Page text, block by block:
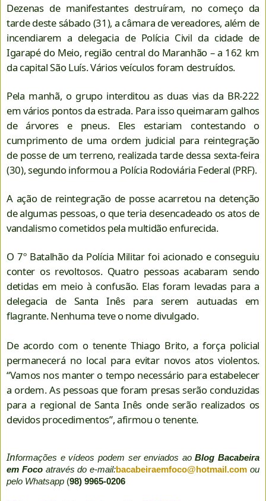
Dezenas de manifestantes destruíram, no começo da
tarde deste sábado (31), a câmara de vereadores, além de
incendiarem a delegacia de Polícia Civil da cidade de
Igarapé do Meio, região central do Maranhão – a 162 km
da capital São Luís. Vários veículos foram destruídos.
Pela manhã, o grupo interditou as duas vias da BR-222
em vários pontos da estrada. Para isso queimaram galhos
de árvores e pneus. Eles estariam contestando o
cumprimento de uma ordem judicial para reintegração
de posse de um terreno, realizada tarde dessa sexta-feira
(30), segundo informou a Polícia Rodoviária Federal (PRF).
A ação de reintegração de posse acarretou na detenção
de algumas pessoas, o que teria desencadeado os atos de
vandalismo cometidos pela multidão enfurecida.
O 7º Batalhão da Polícia Militar foi acionado e conseguiu
conter os revoltosos. Quatro pessoas acabaram sendo
detidas em meio à confusão. Elas foram levadas para a
delegacia de Santa Inês para serem autuadas em
flagrante. Nenhuma teve o nome divulgado.
De acordo com o tenente Thiago Brito, a força policial
permanecerá no local para evitar novos atos violentos.
“Vamos nos manter o tempo necessário para estabelecer
a ordem. As pessoas que foram presas serão conduzidas
para a regional de Santa Inês onde serão realizados os
devidos procedimentos”, afirmou o tenente.
Informações e vídeos podem ser enviados aoBlog Bacabeira
em Focoatravés do e-mail:bacabeiraemfoco@hotmail.com ou
pelo Whatsapp (98) 9965-0206